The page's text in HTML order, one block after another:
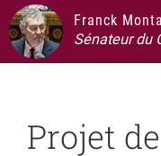
Passer
au
contenu
Passer
la
principale
Passer
au
pied
Franck
Sénateur du
Projet